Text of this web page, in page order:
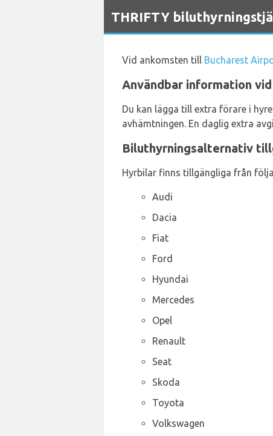
THRIFTY
Vid ankomsten till Bucharest
Användbar information
Du kan lägga till extra förare i
avhämtningen. En daglig extra
Biluthyrningsalternativ
Hyrbilar finns tillgängliga från
Audi
Dacia
Fiat
Ford
Hyundai
Mercedes
Opel
Renault
Seat
Skoda
Toyota
Volkswagen